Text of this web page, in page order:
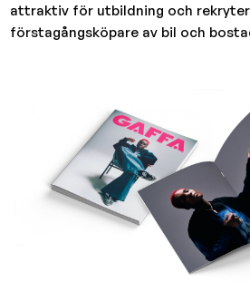
attraktiv för utbildning och
förstagångsköpare av bil och